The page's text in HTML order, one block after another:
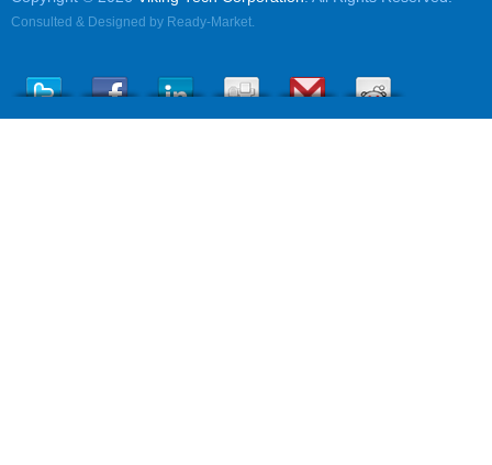
Consulted & Designed by Ready-Market